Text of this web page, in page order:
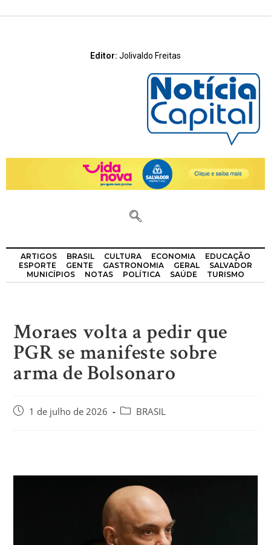
Editor: Jolivaldo Freitas
ARTIGOS BRASIL CULTURA ECONOMIA
EDUCAÇÃO
ESPORTE
GENTE GASTRONOMIA GERAL
SALVADOR
MUNICÍPIOS
NOTAS POLÍTICA SAÚDE TURISMO
Moraes volta a pedir que
PGR se manifeste sobre
arma de Bolsonaro
1 de julho de 2026 BRASIL